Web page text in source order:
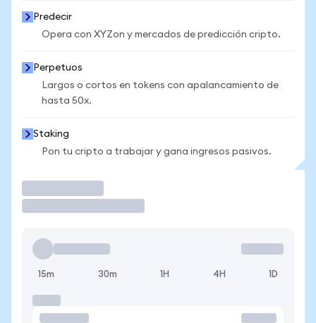
Predecir
Opera con XYZon y mercados de predicción cripto.
Perpetuos
Largos o cortos en tokens con apalancamiento de
hasta 50x.
Staking
Pon tu cripto a trabajar y gana ingresos pasivos.
15m 30m 1H 4H 1D